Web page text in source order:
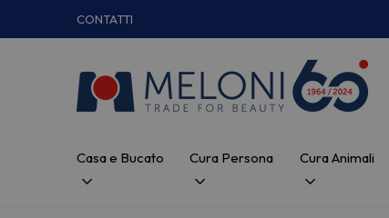
CONTATTI
Casa e Bucato Cura Persona Cura Animali